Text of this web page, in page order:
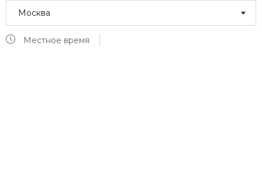
Москва
Местное время